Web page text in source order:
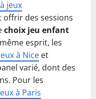
jeux
offrir des sessions
choix jeu enfant
esprit, les
à Nice et
varié, dont des
Pour les
à Paris